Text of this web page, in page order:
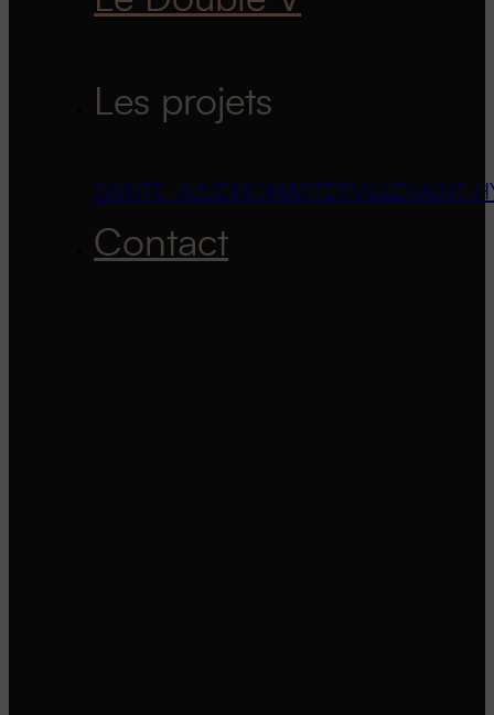
Les projets
SAINTE-JULIE MCMASTERVILLESAINT-
Contact